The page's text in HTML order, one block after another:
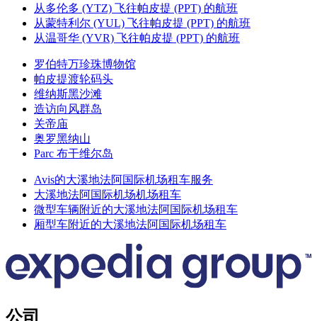
从多伦多 (YTZ) 飞往帕皮提 (PPT) 的航班
从蒙特利尔 (YUL) 飞往帕皮提 (PPT) 的航班
从温哥华 (YVR) 飞往帕皮提 (PPT) 的航班
罗伯特万珍珠博物馆
帕皮提渡轮码头
维纳斯黑沙滩
造访向风群岛
关帝庙
奥罗黑纳山
Parc 布干维尔岛
Avis的大溪地法阿国际机场租车服务
大溪地法阿国际机场机场租车
微型车辆附近的大溪地法阿国际机场租车
厢型车附近的大溪地法阿国际机场租车
公司